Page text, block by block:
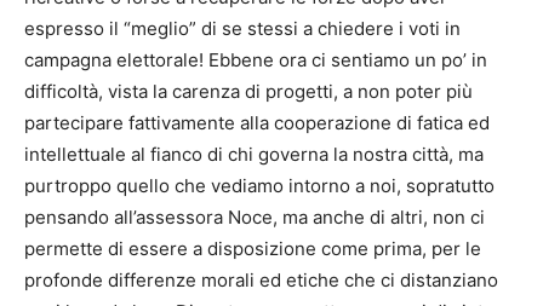
espresso il “meglio” di se stessi a chiedere i voti in
campagna elettorale! Ebbene ora ci sentiamo un po’ in
difficoltà, vista la carenza di progetti, a non poter più
partecipare fattivamente alla cooperazione di fatica ed
intellettuale al fianco di chi governa la nostra città, ma
purtroppo quello che vediamo intorno a noi, sopratutto
pensando all’assessora Noce, ma anche di altri, non ci
permette di essere a disposizione come prima, per le
profonde differenze morali ed etiche che ci distanziano